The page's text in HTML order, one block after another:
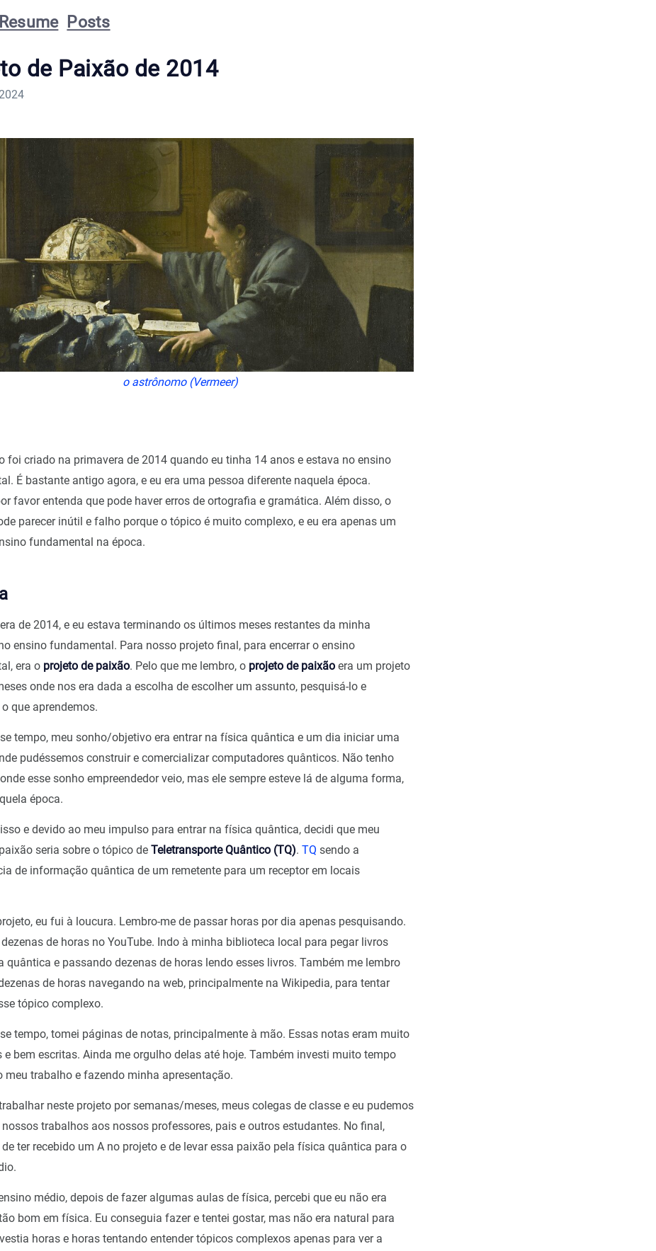
Resume Posts
de Paixão de 2014
o astrônomo (Vermeer)
foi criado na primavera de 2014 quando eu tinha 14 anos e estava no ensino
É bastante antigo agora, e eu era uma pessoa diferente naquela época.
favor entenda que pode haver erros de ortografia e gramática. Além disso, o
parecer inútil e falho porque o tópico é muito complexo, e eu era apenas um
fundamental na época.
de 2014, e eu estava terminando os últimos meses restantes da minha
ensino fundamental. Para nosso projeto final, para encerrar o ensino
era o projeto de paixão. Pelo que me lembro, o projeto de paixão era um projeto
onde nos era dada a escolha de escolher um assunto, pesquisá-lo e
que aprendemos.
tempo, meu sonho/objetivo era entrar na física quântica e um dia iniciar uma
pudéssemos construir e comercializar computadores quânticos. Não tenho
esse sonho empreendedor veio, mas ele sempre esteve lá de alguma forma,
época.
e devido ao meu impulso para entrar na física quântica, decidi que meu
seria sobre o tópico de Teletransporte Quântico (TQ). TQ sendo a
de informação quântica de um remetente para um receptor em locais
eu fui à loucura. Lembro-me de passar horas por dia apenas pesquisando.
de horas no YouTube. Indo à minha biblioteca local para pegar livros
quântica e passando dezenas de horas lendo esses livros. Também me lembro
de horas navegando na web, principalmente na Wikipedia, para tentar
tópico complexo.
tempo, tomei páginas de notas, principalmente à mão. Essas notas eram muito
e bem escritas. Ainda me orgulho delas até hoje. Também investi muito tempo
meu trabalho e fazendo minha apresentação.
neste projeto por semanas/meses, meus colegas de classe e eu pudemos
nossos trabalhos aos nossos professores, pais e outros estudantes. No final,
ter recebido um A no projeto e de levar essa paixão pela física quântica para o
médio, depois de fazer algumas aulas de física, percebi que eu não era
bom em física. Eu conseguia fazer e tentei gostar, mas não era natural para
horas e horas tentando entender tópicos complexos apenas para ver a